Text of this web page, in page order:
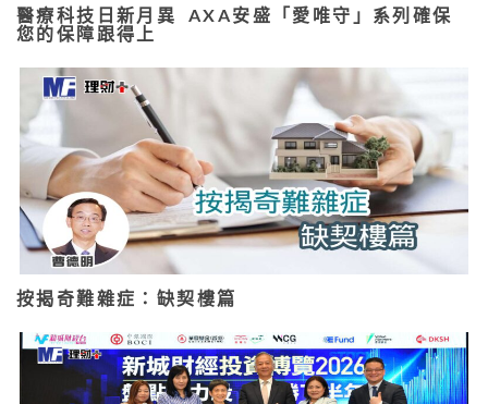
醫療科技日新月異 AXA安盛「愛唯守」系列確保
您的保障跟得上
按揭奇難雜症：缺契樓篇